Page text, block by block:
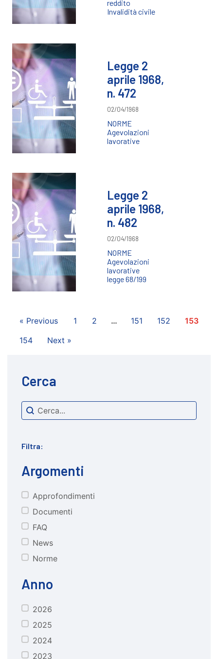
reddito
Invalidità civile
Legge 2
aprile 1968,
n. 472
02/04/1968
NORME
Agevolazioni
lavorative
Legge 2
aprile 1968,
n. 482
02/04/1968
NORME
Agevolazioni
lavorative
legge 68/199
« Previous 1 2 … 151 152
153
154
Next »
Cerca
cerca
Search content
Filtra:
Argomenti
CATEGORIE
Approfondimenti
Documenti
FAQ
News
Norme
Anno
anno2026
2025
2024
2023